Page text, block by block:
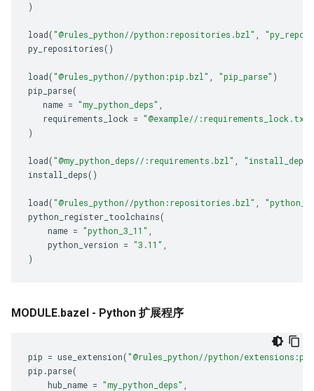
)
load("@rules_python//python:repositories.bzl"
py_repositories()
load("@rules_python//python:pip.bzl" "pip_parse" )
pip_parse(
name = "my_python_deps"
requirements_lock = "@example//:requirements_lock.txt"
)
load("@my_python_deps//:requirements.bzl" "install_deps"
install_deps()
load("@rules_python//python:repositories.bzl"
python_register_toolchains(
name = "python_3_11"
python_version = "3.11"
)
MODULE.bazel - Python 扩展程序
pip = use_extension("@rules_python//python/
pip .parse(
hub_name = "my_python_deps"